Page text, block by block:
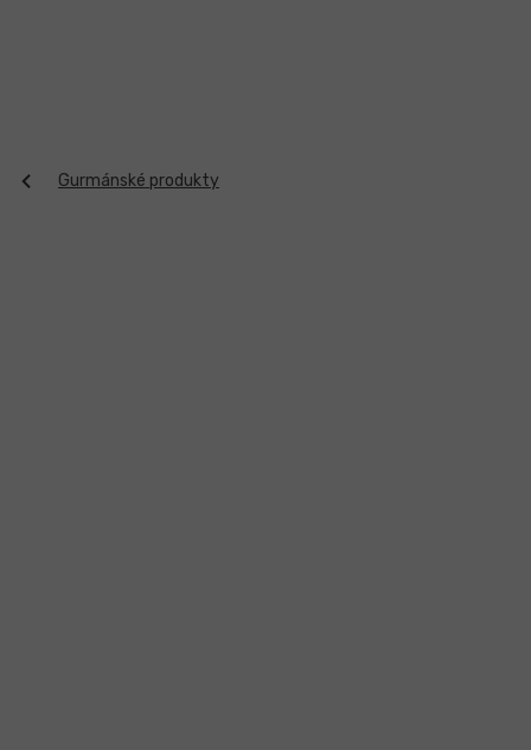
Gurmánské produkty